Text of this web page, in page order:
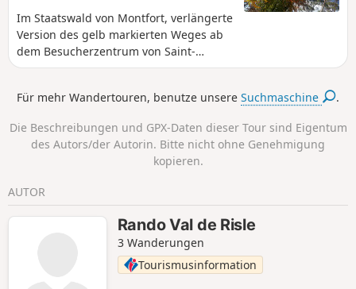
Im Staatswald von Montfort, verlängerte
Version des gelb markierten Weges ab
dem Besucherzentrum von Saint-
Vincent, mit einem höheren Anteil an
verbindet sehr abwechslungsreiche
schmalen Pfaden und breiten Alleen
und bietet zudem einen Ausflug in eine
für die Normandie typische
Heckenlandschaft.
Für mehr Wandertouren, benutze unsereSuchmaschine .
Die Beschreibungen und GPX-Daten dieser Tour sind Eigentum
des Autors/der Autorin. Bitte nicht ohne Genehmigung
kopieren.
AUTOR
Rando Val de Risle
3 Wanderungen
Tourismusinformation